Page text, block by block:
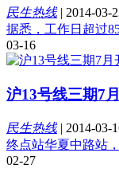
民生热线| 2014-03-
据悉，工作日超过
03-16
沪13号线三期7
民生热线| 2014-03-
终点站华夏中路站
02-27